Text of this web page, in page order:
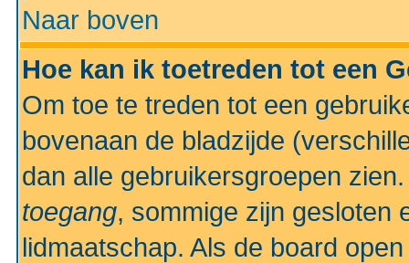
Naar boven
Hoe kan ik toetreden tot een
Om toe te treden tot een
bovenaan de bladzijde
dan alle gebruikersgroepen
toegang, sommige zijn gesloten
lidmaatschap. Als de board